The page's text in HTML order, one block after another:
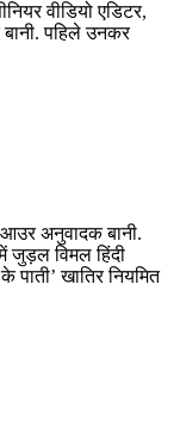
वीडियो एडिटर,
पहिले उनकर
आउर अनुवादक बानी.
जुड़ल विमल हिंदी
पाती’ खातिर नियमित